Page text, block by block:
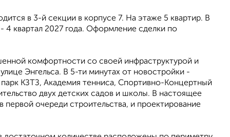
в 3-й секции в корпусе 7. На этаже 5 квартир. В
4 квартал 2027 года. Оформление сделки по
кoмфоpтноcти сo свoeй инфpаструктуpoй и
Энгeльса. В 5-ти минутах от новостройки -
КЗТЗ, Академия тенниса, Спортивно-Концертный
двух детских садов и школы. В настоящее
очереди строительства, и проектирование